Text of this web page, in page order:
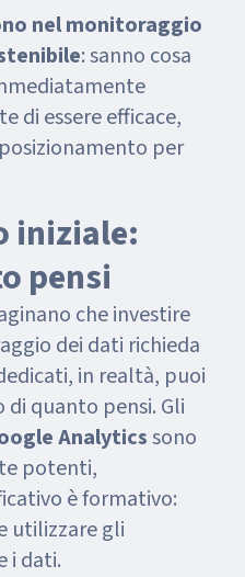
nel monitoraggio
: sanno cosa
di essere efficace,
per
iniziale:
pensi
che investire
dei dati richieda
in realtà, puoi
quanto pensi. Gli
Analyticssono
potenti,
è formativo:
utilizzare gli
i dati.